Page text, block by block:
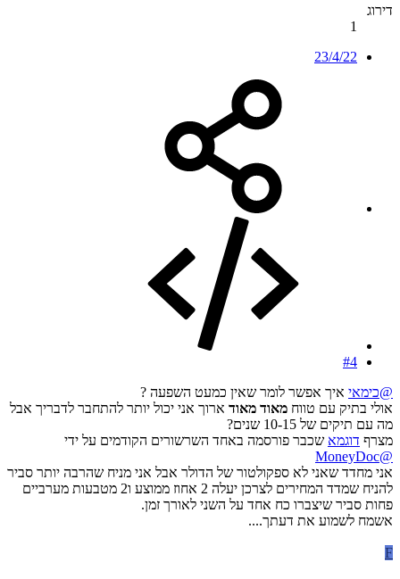
דירוג
1
23/4/22
#4
@כימאי איך אפשר לומר שאין כמעט השפעה ?
אולי בתיק עם טווח מאוד מאוד ארוך אני יכול יותר להתחבר לדבריך אבל
מה עם תיקים של 10-15 שנים?
מצרף דוגמא שכבר פורסמה באחד השרשורים הקודמים על ידי
@MoneyDoc
אני מחדד שאני לא ספקולטור של הדולר אבל אני מניח שהרבה יותר סביר
להניח שמדד המחירים לצרכן יעלה 2 אחוז ממוצע ו2 מטבעות מערביים
פחות סביר שיצברו כח אחד על השני לאורך זמן.
אשמח לשמוע את דעתך....
F